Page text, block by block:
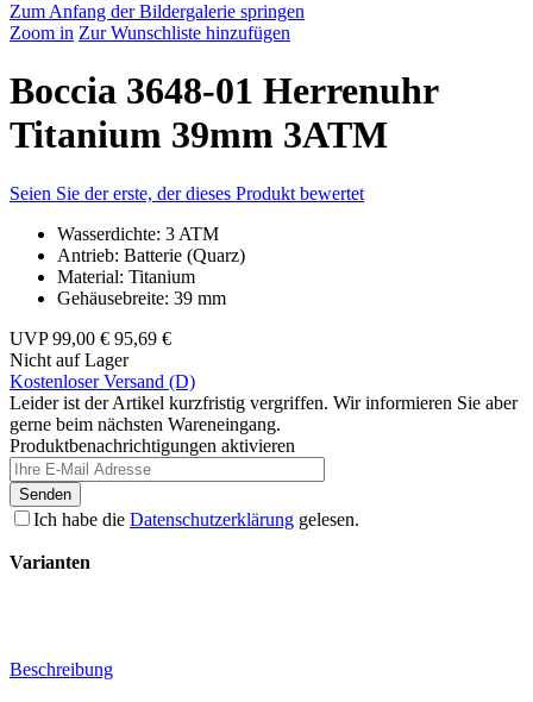
Zum Anfang der Bildergalerie springen
Zoom in Zur Wunschliste hinzufügen
Boccia 3648-01 Herrenuhr
Titanium 39mm 3ATM
Seien Sie der erste, der dieses Produkt bewertet
Wasserdichte: 3 ATM
Antrieb: Batterie (Quarz)
Material: Titanium
Gehäusebreite: 39 mm
UVP 99,00 € 95,69 €
Nicht auf Lager
Kostenloser Versand (D)
Leider ist der Artikel kurzfristig vergriffen. Wir informieren Sie aber
gerne beim nächsten Wareneingang.
Produktbenachrichtigungen aktivieren
Senden
Ich habe die Datenschutzerklärung gelesen.
Varianten
Beschreibung